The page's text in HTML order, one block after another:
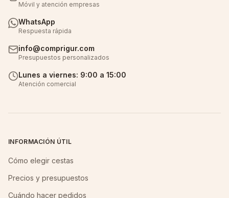
Móvil y atención empresas
WhatsApp
Respuesta rápida
info@comprigur.com
Presupuestos personalizados
Lunes a viernes: 9:00 a 15:00
Atención comercial
INFORMACIÓN ÚTIL
Cómo elegir cestas
Precios y presupuestos
Cuándo hacer pedidos